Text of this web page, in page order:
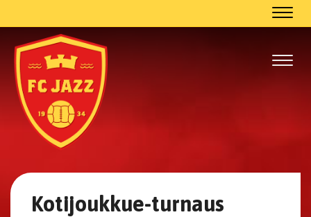
Kotijoukkue-turnaus